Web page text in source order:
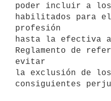
poder incluir a los
habilitados para
profesión
hasta la efectiva
Reglamento de
evitar
la exclusión de
consiguientes